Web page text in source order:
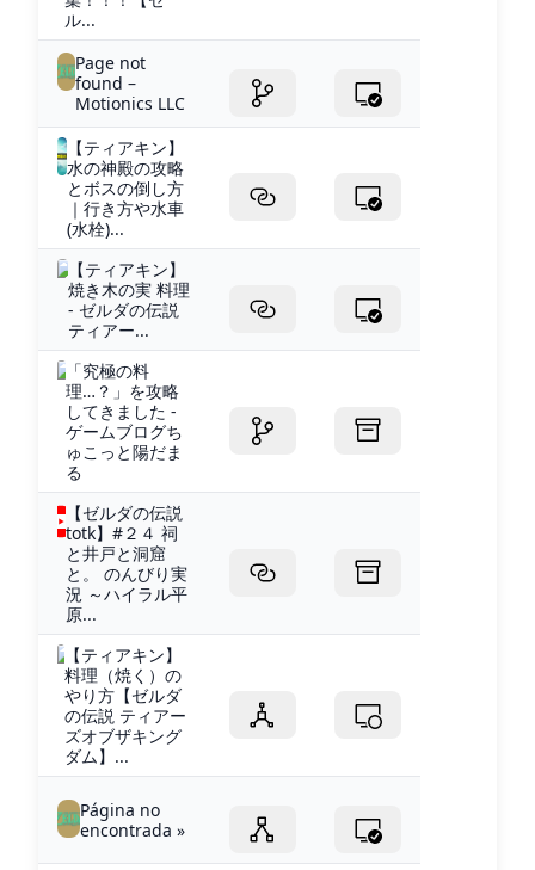
ル...
Page not
found –
Motionics LLC
【ティアキン】
水の神殿の攻略
とボスの倒し方
｜行き方や水車
(水栓)...
【ティアキン】
焼き木の実 料理
- ゼルダの伝説
ティアー...
「究極の料
理…？」を攻略
してきました -
ゲームブログち
ゅこっと陽だま
る
【ゼルダの伝説
totk】#２４ 祠
と井戸と洞窟
と。 のんびり実
況 ～ハイラル平
原...
【ティアキン】
料理（焼く）の
やり方【ゼルダ
の伝説 ティアー
ズオブザキング
ダム】...
Página no
encontrada »